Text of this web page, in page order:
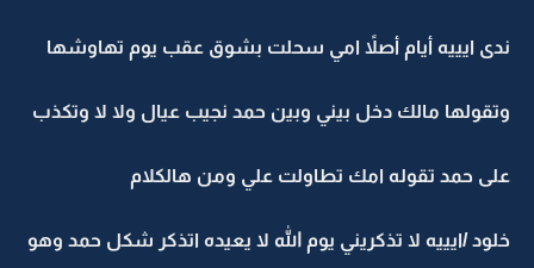
ندى ايييه أيام أصلاً امي سحلت بشوق عقب يوم تهاوشها
وتقولها مالك دخل بيني وبين حمد نجيب عيال ولا لا وتكذب
على حمد تقوله امك تطاولت علي ومن هالكلام
خلود /ايييه لا تذكريني يوم الله لا يعيده اتذكر شكل حمد وهو